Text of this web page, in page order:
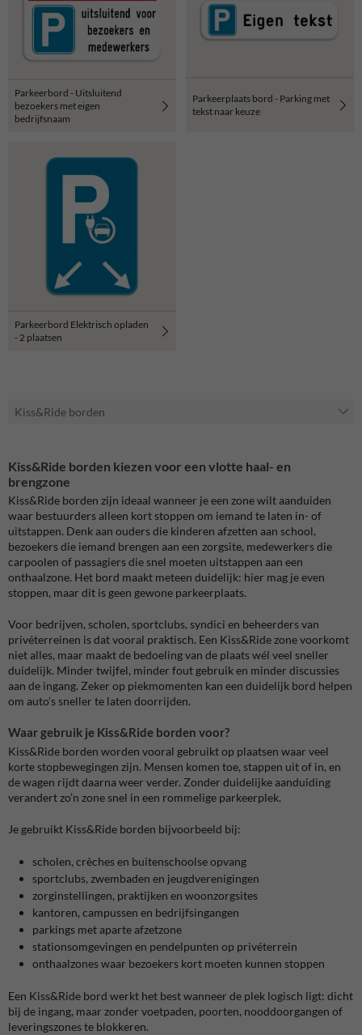
Parkeerbord - Uitsluitend
bezoekers met eigen
bedrijfsnaam
Parkeerplaats bord - Parking met
tekst naar keuze
Parkeerbord Elektrisch opladen
- 2 plaatsen
Kiss&Ride borden
Kiss&Ride borden kiezen voor een vlotte haal- en
brengzone
Kiss&Ride borden zijn ideaal wanneer je een zone wilt aanduiden
waar bestuurders alleen kort stoppen om iemand te laten in- of
uitstappen. Denk aan ouders die kinderen afzetten aan school,
bezoekers die iemand brengen aan een zorgsite, medewerkers die
carpoolen of passagiers die snel moeten uitstappen aan een
onthaalzone. Het bord maakt meteen duidelijk: hier mag je even
stoppen, maar dit is geen gewone parkeerplaats.
Voor bedrijven, scholen, sportclubs, syndici en beheerders van
privéterreinen is dat vooral praktisch. Een Kiss&Ride zone voorkomt
niet alles, maar maakt de bedoeling van de plaats wél veel sneller
duidelijk. Minder twijfel, minder fout gebruik en minder discussies
aan de ingang. Zeker op piekmomenten kan een duidelijk bord helpen
om auto’s sneller te laten doorrijden.
Waar gebruik je Kiss&Ride borden voor?
Kiss&Ride borden worden vooral gebruikt op plaatsen waar veel
korte stopbewegingen zijn. Mensen komen toe, stappen uit of in, en
de wagen rijdt daarna weer verder. Zonder duidelijke aanduiding
verandert zo’n zone snel in een rommelige parkeerplek.
Je gebruikt Kiss&Ride borden bijvoorbeeld bij:
scholen, crèches en buitenschoolse opvang
sportclubs, zwembaden en jeugdverenigingen
zorginstellingen, praktijken en woonzorgsites
kantoren, campussen en bedrijfsingangen
parkings met aparte afzetzone
stationsomgevingen en pendelpunten op privéterrein
onthaalzones waar bezoekers kort moeten kunnen stoppen
Een Kiss&Ride bord werkt het best wanneer de plek logisch ligt: dicht
bij de ingang, maar zonder voetpaden, poorten, nooddoorgangen of
leveringszones te blokkeren.